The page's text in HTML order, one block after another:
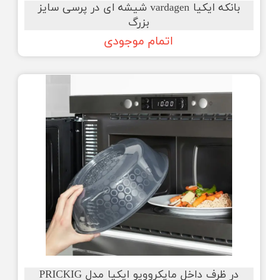
بانکه ایکیا vardagen شیشه ای در پرسی سایز
بزرگ
اتمام موجودی
در ظرف داخل مایکروویو ایکیا مدل PRICKIG